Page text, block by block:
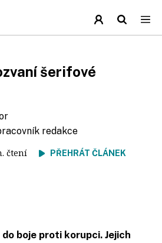
šerifové
redakce
čtení PŘEHRÁT ČLÁNEK
boje proti korupci. Jejich